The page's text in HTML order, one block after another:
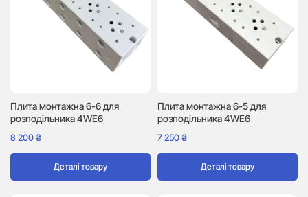
Плита монтажна 6-6 для
розподільника 4WE6
8 200₴
Деталі товару
Плита монтажна 6-5 для
розподільника 4WE6
7 250₴
Деталі товару